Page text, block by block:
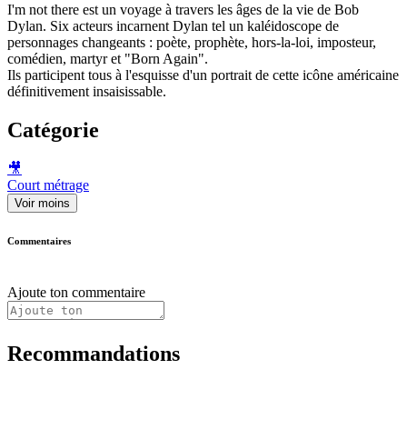
I'm not there est un voyage à travers les âges de la vie de Bob
Dylan. Six acteurs incarnent Dylan tel un kaléidoscope de
personnages changeants : poète, prophète, hors-la-loi, imposteur,
comédien, martyr et "Born Again".
Ils participent tous à l'esquisse d'un portrait de cette icône américaine
définitivement insaisissable.
Catégorie
🎥
Court métrage
Voir moins
Commentaires
Ajoute ton commentaire
Recommandations